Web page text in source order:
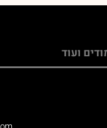
ועוד